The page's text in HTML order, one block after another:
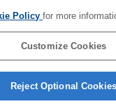
de idioma
Policyfor more
Customize Cookies
Reject Optional Cookies